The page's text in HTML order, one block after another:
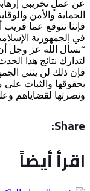
عن عملٍ تخريبي
الحماية والأمن
فإننا نتوقع عما
في الجمهورية
“نسأل الله عز وجل
لتدارك نتائج هذا
فإن ذلك لن يثني
بحقوقها والثبات على
ونصرتها لقضاياهم
Share:
اقرأ أيضاً